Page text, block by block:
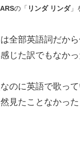
の「 リンダ リンダ」
全部英語詞だか
じた訳でもなかっ
のに英語で歌っ
見たことなかっ